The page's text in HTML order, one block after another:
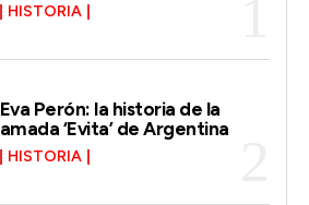
HISTORIA
Eva Perón: la historia de la
amada ‘Evita’ de Argentina
HISTORIA